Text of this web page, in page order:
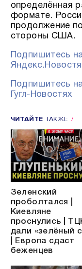
определённая
формате.
продолжение
стороны США.
Подпишитесь
Подпишитесь
Гугл-Новостях
ЧИТАЙТЕ ТАКЖЕ
Зеленский
проболтался |
Киевляне
проснулись |
дали «зелёный
| Европа сдаст
беженцев